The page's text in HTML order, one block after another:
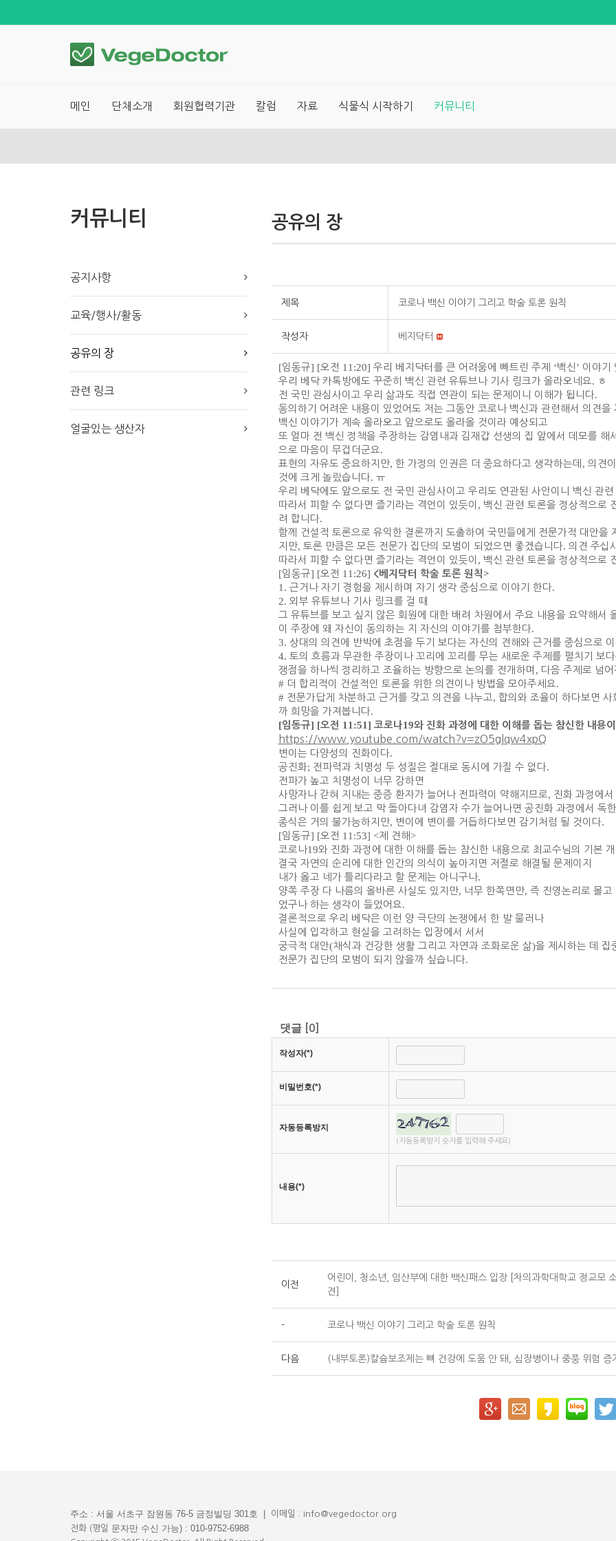
메인 단체소개 회원협력기관 칼럼 자료 식물식 시작하기 커뮤니티
공유의 장
제목 코로나 백신 이야기 그리고 학술 토론 원칙
작성자 베지닥터
[임동규] [오전 11:20] 우리 베지닥터를 큰 어려움에 빠트린 주제 ‘백신 ’ 이야기
우리 베닥 카톡방에도 꾸준히 백신 관련 유튜브나 기사 링크가 올라오네요. ㅎ
전 국민 관심사이고 우리 삶과도 직접 연관이 되는 문제이니 이해가 됩니다.
동의하기 어려운 내용이 있었어도 저는 그동안 코로나 백신과 관련해서 의견을
백신 이야기가 계속 올라오고 앞으로도 올라올 것이라 예상되고
또 얼마 전 백신 정책을 주장하는 감염내과 김재갑 선생의 집 앞에서 데모를
으로 마음이 무겁더군요.
표현의 자유도 중요하지만, 한 가정의 인권은 더 중요하다고 생각하는데 , 의견
것에 크게 놀랐습니다. ㅠ
우리 베닥에도 앞으로도 전 국민 관심사이고 우리도 연관된 사안이니 백신 관
따라서 피할 수 없다면 즐기라는 격언이 있듯이 , 백신 관련 토론을 정상적으로
려 합니다.
함께 건설적 토론으로 유익한 결론까지 도출하여 국민들에게 전문가적 대안을
지만, 토론 만큼은 모든 전문가 집단의 모범이 되었으면 좋겠습니다. 의견 주십
따라서 피할 수 없다면 즐기라는 격언이 있듯이 , 백신 관련 토론을 정상적으로
[임동규] [오전 11:26] <베지닥터 학술 토론 원칙>
1. 근거나 자기 경험을 제시하며 자기 생각 중심으로 이야기 한다.
2. 외부 유튜브나 기사 링크를 걸 때
그 유튜브를 보고 싶지 않은 회원에 대한 배려 차원에서 주요 내용을 요약해서
이 주장에 왜 자신이 동의하는 지 자신의 이야기를 첨부한다.
3. 상대의 의견에 반박에 초점을 두기 보다는 자신의 견해와 근거를 중심으로
4. 토의 흐름과 무관한 주장이나 꼬리에 꼬리를 무는 새로운 주제를 펼치기 보
쟁점을 하나씩 정리하고 조율하는 방향으로 논의를 전개하며 , 다음 주제로 넘어
# 더 합리적이 건설적인 토론을 위한 의견이나 방법을 모아주세요.
# 전문가답게 차분하고 근거를 갖고 의견을 나누고, 합의와 조율이 하다보면
까 희망을 가져봅니다.
[임동규] [오전 11:51] 코로나19와 진화 과정에 대한 이해를 돕는 참신한 내용
https://www.youtube.com/watch?v=zO5glqw4xpQ
변이는 다양성의 진화이다.
공진화; 전파력과 치명성 두 성질은 절대로 동시에 가질 수 없다.
전파가 높고 치명성이 너무 강하면
사망자나 갇혀 지내는 중증 환자가 늘어나 전파력이 약해지므로, 진화 과정에
그러나 이를 쉽게 보고 막 돌아다녀 감염자 수가 늘어나면 공진화 과정에서 독
종식은 거의 불가능하지만, 변이에 변이를 거듭하다보면 감기처럼 될 것이다.
[임동규] [오전 11:53] <제 견해>
코로나19와 진화 과정에 대한 이해를 돕는 참신한 내용으로 최교수님의 기본
결국 자연의 순리에 대한 인간의 의식이 높아지면 저절로 해결될 문제이지
내가 옳고 네가 틀리다라고 할 문제는 아니구나.
양쪽 주장 다 나름의 올바른 사실도 있지만, 너무 한쪽면만, 즉 진영논리로 몰고
었구나 하는 생각이 들었어요.
결론적으로 우리 베닥은 이런 양 극단의 논쟁에서 한 발 물러나
사실에 입각하고 현실을 고려하는 입장에서 서서
궁극적 대안(채식과 건강한 생활 그리고 자연과 조화로운 삶)을 제시하는 데 집
전문가 집단의 모범이 되지 않을까 싶습니다.
댓글[ 0
작성자(*)
비밀번호(*)
자동등록방지
(자동등록방지 숫자를 입력해 주세요)
내용(*)
이전
어린이, 청소년, 임산부에 대한 백신패스 입장 [차의과학대학교 정교모
견]
- 코로나 백신 이야기 그리고 학술 토론 원칙
다음 (내부토론)칼슘보조제는 뼈 건강에 도움 안 돼, 심장병이나 중풍 위험 증
커뮤니티
공지사항
교육/행사/활동
공유의 장
관련 링크
얼굴있는 생산자
주소 : 서울 서초구 잠원동 76-5 금정빌딩 301호 |
이메일 : info@vegedoctor.org
전화 (평일 문자만 수신 가능) : 010-9752-6988